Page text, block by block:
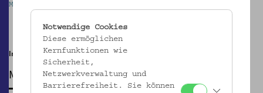
Mostothek im Volkskundemuseum Wien
Im Innenhof | noch bis 29.10.
MOSTOTHEK
Notwendige Cookies
Diese ermöglichen
Kernfunktionen wie
Sicherheit,
Netzwerkverwaltung und
Barrierefreiheit. Sie können